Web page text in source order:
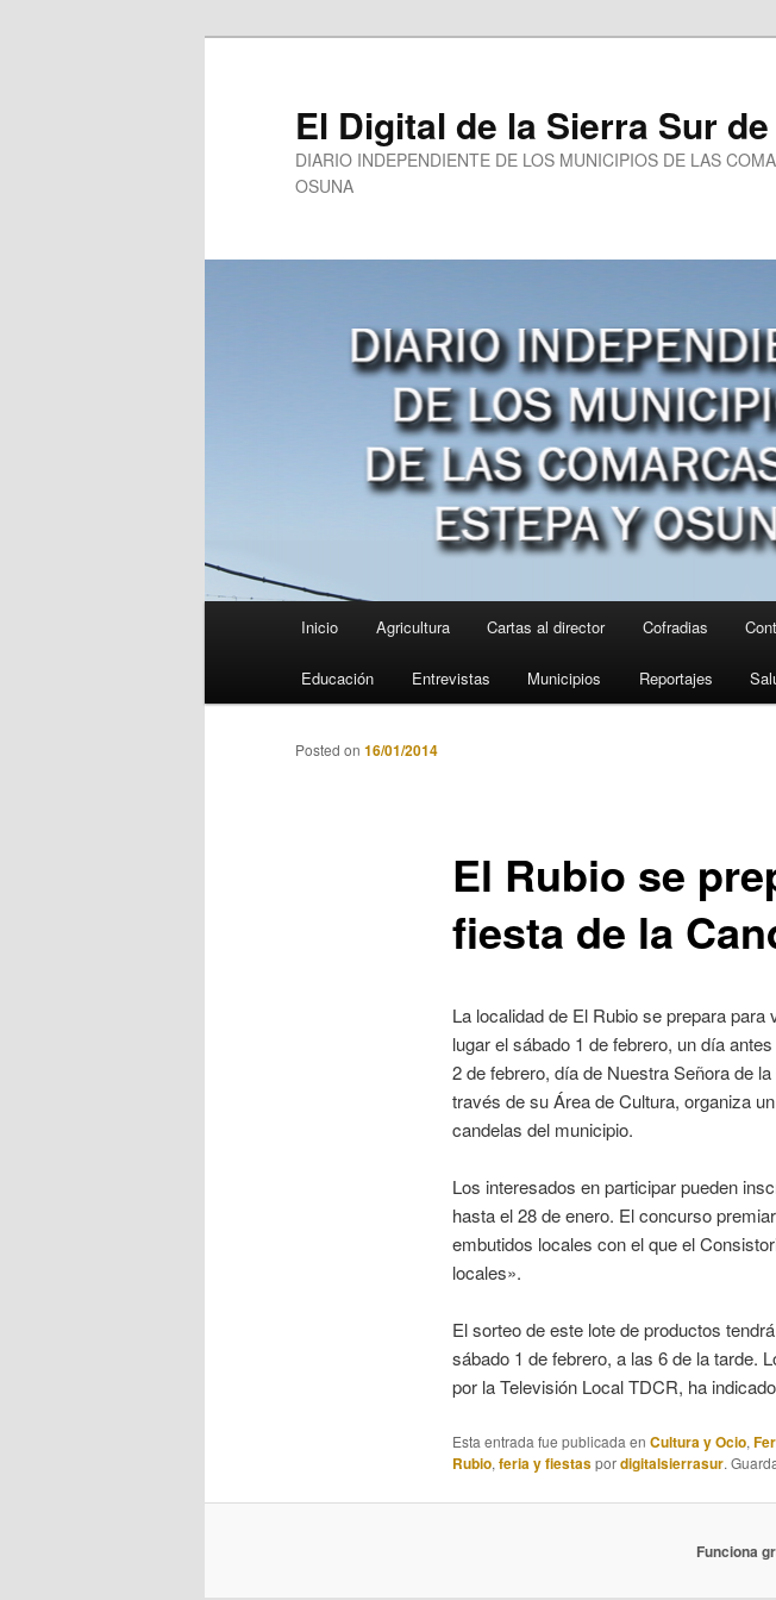
El Digital de la Sierra Sur
DIARIO INDEPENDIENTE DE LOS MUNICIPIOS DE LAS
OSUNA
Inicio Agricultura Cartas al director Cofradias
Educación Entrevistas Municipios Reportajes
El Rubio se
fiesta de la
Posted on 16/01/2014
La localidad de El Rubio se prepara
lugar el sábado 1 de febrero, un día
2 de febrero, día de Nuestra Señora de
través de su Área de Cultura, organiza
candelas del municipio.
Los interesados en participar pueden
hasta el 28 de enero. El concurso
embutidos locales con el que el
locales».
El sorteo de este lote de productos
sábado 1 de febrero, a las 6 de la tarde.
por la Televisión Local TDCR, ha
Esta entrada fue publicada en Cultura y Ocio,
Rubio, feria y fiestaspordigitalsierrasur.
Funciona